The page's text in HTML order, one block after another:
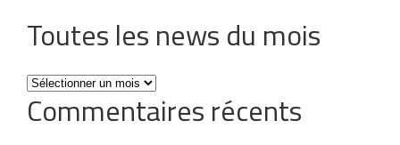
Toutes les news du mois
Toutes
les
news
Commentaires récents